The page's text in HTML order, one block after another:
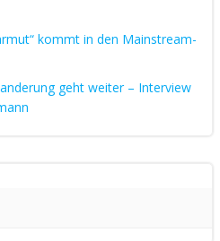
kommt in den Mainstream-
geht weiter – Interview